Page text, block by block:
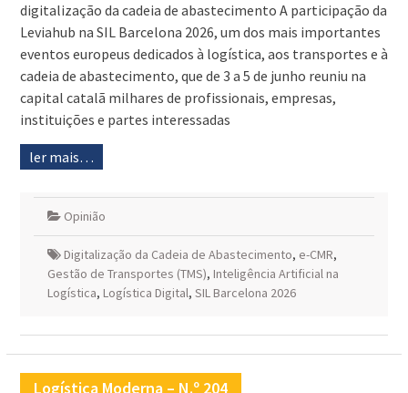
digitalização da cadeia de abastecimento A participação da
Leviahub na SIL Barcelona 2026, um dos mais importantes
eventos europeus dedicados à logística, aos transportes e à
cadeia de abastecimento, que de 3 a 5 de junho reuniu na
capital catalã milhares de profissionais, empresas,
instituições e partes interessadas
ler mais…
Opinião
Digitalização da Cadeia de Abastecimento, e-CMR,
Gestão de Transportes (TMS), Inteligência Artificial na
Logística, Logística Digital, SIL Barcelona 2026
Logística Moderna – N.º 204